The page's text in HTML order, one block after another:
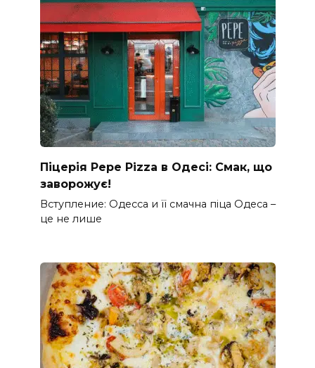
Піцерія Pepe Pizza в Одесі: Смак, що
заворожує!
Вступление: Одесса и її смачна піца Одеса –
це не лише